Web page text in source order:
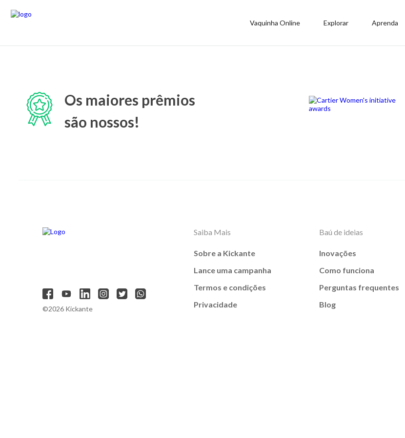
Vaquinha Online Explorar Aprenda
Os maiores prêmios
são nossos!
©2026 Kickante
Saiba Mais
Sobre a Kickante
Lance uma campanha
Termos e condições
Privacidade
Baú de ideias
Inovações
Como funciona
Perguntas frequentes
Blog